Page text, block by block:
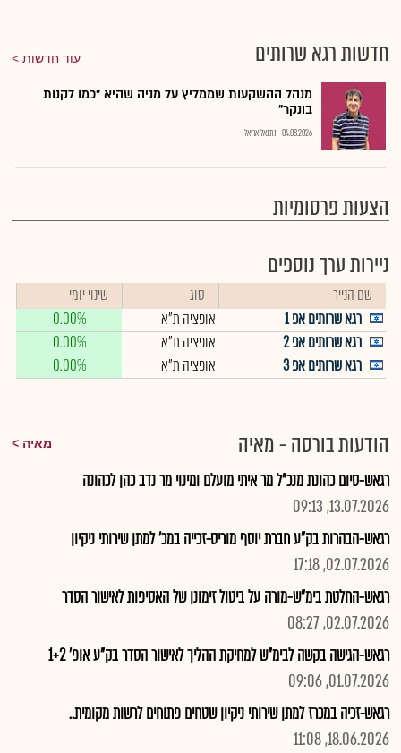
חדשות רגא שרותים עוד חדשות
מנהל ההשקעות שממליץ על מניה שהיא "כמו לקנות
בונקר"
04.08.2026 נתנאל אריאל
הצעות פרסומיות
ניירות ערך נוספים
שם הנייר סוג
שינוי יומי
רגא שרותים אפ 1
אופציה ת"א
0.00%
רגא שרותים אפ 2
אופציה ת"א
0.00%
רגא שרותים אפ 3
אופציה ת"א 0.00%
הודעות בורסה - מאיה מאיה
רגאש-סיום כהונת מנכ"ל מר איתי מועלם ומינוי מר נדב כהן לכהונה
13.07.2026, 09:13
רגאש-הבהרות בק"ע חברת יוסף מוריס-זכייה במכ' למתן שירותי ניקיון
02.07.2026, 17:18
רגאש-החלטת בימ"ש-מורה על ביטול זימונן של האסיפות לאישור הסדר
02.07.2026, 08:27
רגאש-הגישה בקשה לבימ"ש למחיקת ההליך לאישור הסדר בק"ע אופ' 1+2
01.07.2026, 09:06
רגאש-זכיה במכרז למתן שירותי ניקיון שטחים פתוחים לרשות מקומית..
18.06.2026, 11:08